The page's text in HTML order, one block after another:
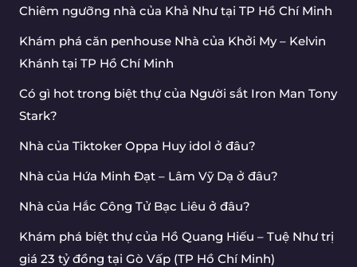
Chiêm ngưỡng nhà của Khả Như tại TP Hồ Chí Minh
Khám phá căn penhouse Nhà của Khởi My – Kelvin
Khánh tại TP Hồ Chí Minh
Có gì hot trong biệt thự của Người sắt Iron Man Tony
Stark?
Nhà của Tiktoker Oppa Huy idol ở đâu?
Nhà của Hứa Minh Đạt – Lâm Vỹ Dạ ở đâu?
Nhà của Hắc Công Tử Bạc Liêu ở đâu?
Khám phá biệt thự của Hồ Quang Hiếu – Tuệ Như trị
giá 23 tỷ đồng tại Gò Vấp (TP Hồ Chí Minh)